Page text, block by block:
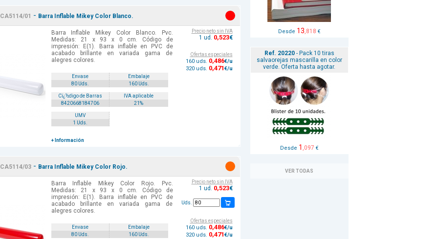
CA5114/01 - Barra Inflable Mikey Color Blanco.
Barra Inflable Mikey Color Blanco. Pvc.
Medidas: 21 x 93 x 0 cm. Código de
impresión: E(1). Barra inflable en PVC de
acabado brillante en variada gama de
alegres colores.
Envase
Embalaje
80 Uds.
160 Uds.
Cï¿½digo de Barras
IVA aplicable
8420668184706
21%
UMV
1 Uds.
+ Información
Precio neto sin IVA
1 ud. 0,523€
Ofertas especiales
160 uds. 0,486€/u
320 uds. 0,471€/u
CA5114/03- Barra Inflable Mikey Color Rojo.
Barra Inflable Mikey Color Rojo. Pvc.
Medidas: 21 x 93 x 0 cm. Código de
impresión: E(1). Barra inflable en PVC de
acabado brillante en variada gama de
alegres colores.
Envase
Embalaje
80 Uds.
160 Uds.
Precio neto sin IVA
1 ud. 0,523€
Uds.
Ofertas especiales
160 uds. 0,486€/u
320 uds. 0,471€/u
Desde 13,818 €
Ref. 20220- Pack 10 tiras
salvaorejas mascarilla en color
verde. Oferta hasta agotar.
Desde 1 ,097 €
VER TODAS